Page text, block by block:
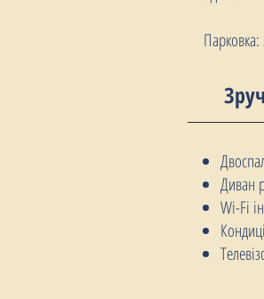
Парковка:
Диван
Wi-Fi